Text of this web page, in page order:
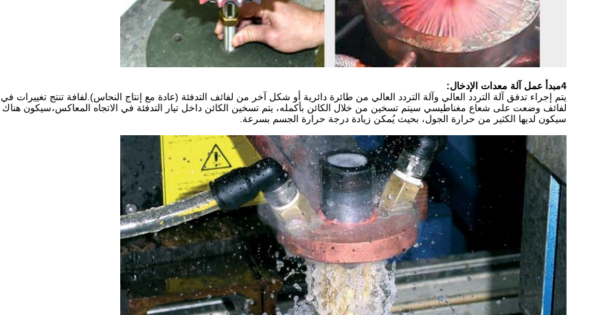
4مبدأ عمل آلة معدات الإدخال:
يتم إجراء تدفق آلة التردد العالي وآلة التردد العالي من طائرة دائرية أو شكل آخر من لفائف التدفئة (عادة مع إنتاج النحاس).لفافة تنتج تغييرات
لفائف وضعت على شعاع مغناطيسي سيتم تسخين من خلال الكائن بأكمله، يتم تسخين الكائن داخل تيار التدفئة في الاتجاه المعاكس،سيكون هناك
سيكون لديها الكثير من حرارة الجول، بحيث يُمكن زيادة درجة حرارة الجسم بسرعة.